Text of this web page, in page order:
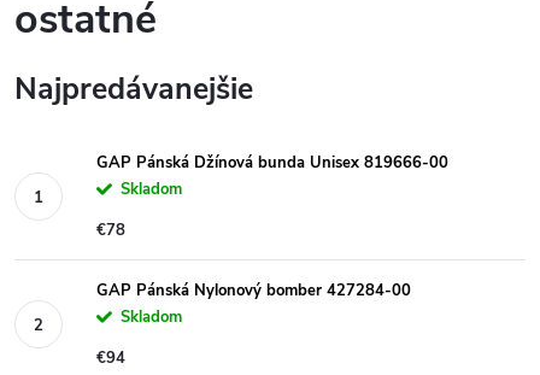
ostatné
Najpredávanejšie
GAP Pánská Džínová bunda Unisex 819666-00
Skladom
€78
GAP Pánská Nylonový bomber 427284-00
Skladom
€94